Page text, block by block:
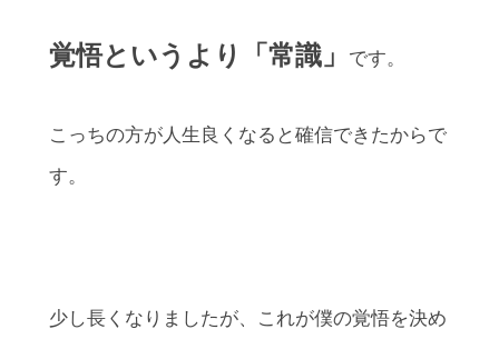
覚悟というより「常識」 です。
こっちの方が人生良くなると確信できたからで
す。
少し長くなりましたが、これが僕の覚悟を決め